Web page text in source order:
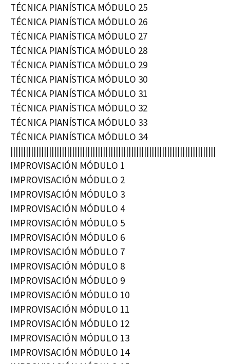
TÉCNICA PIANÍSTICA MÓDULO 25
TÉCNICA PIANÍSTICA MÓDULO 26
TÉCNICA PIANÍSTICA MÓDULO 27
TÉCNICA PIANÍSTICA MÓDULO 28
TÉCNICA PIANÍSTICA MÓDULO 29
TÉCNICA PIANÍSTICA MÓDULO 30
TÉCNICA PIANÍSTICA MÓDULO 31
TÉCNICA PIANÍSTICA MÓDULO 32
TÉCNICA PIANÍSTICA MÓDULO 33
TÉCNICA PIANÍSTICA MÓDULO 34
||||||||||||||||||||||||||||||||||||||||||||||||||||||||||||||||||||||||||||||||
IMPROVISACIÓN MÓDULO 1
IMPROVISACIÓN MÓDULO 2
IMPROVISACIÓN MÓDULO 3
IMPROVISACIÓN MÓDULO 4
IMPROVISACIÓN MÓDULO 5
IMPROVISACIÓN MÓDULO 6
IMPROVISACIÓN MÓDULO 7
IMPROVISACIÓN MÓDULO 8
IMPROVISACIÓN MÓDULO 9
IMPROVISACIÓN MÓDULO 10
IMPROVISACIÓN MÓDULO 11
IMPROVISACIÓN MÓDULO 12
IMPROVISACIÓN MÓDULO 13
IMPROVISACIÓN MÓDULO 14